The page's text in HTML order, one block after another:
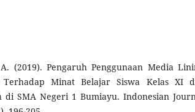
(2019). Pengaruh Penggunaan Media
Minat Belajar Siswa Kelas XI
di SMA Negeri 1 Bumiayu. Indonesian